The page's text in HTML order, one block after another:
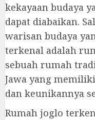
kekayaan budaya
dapat diabaikan.
warisan budaya
terkenal adalah
sebuah rumah
Jawa yang
dan keunikannya
Rumah joglo